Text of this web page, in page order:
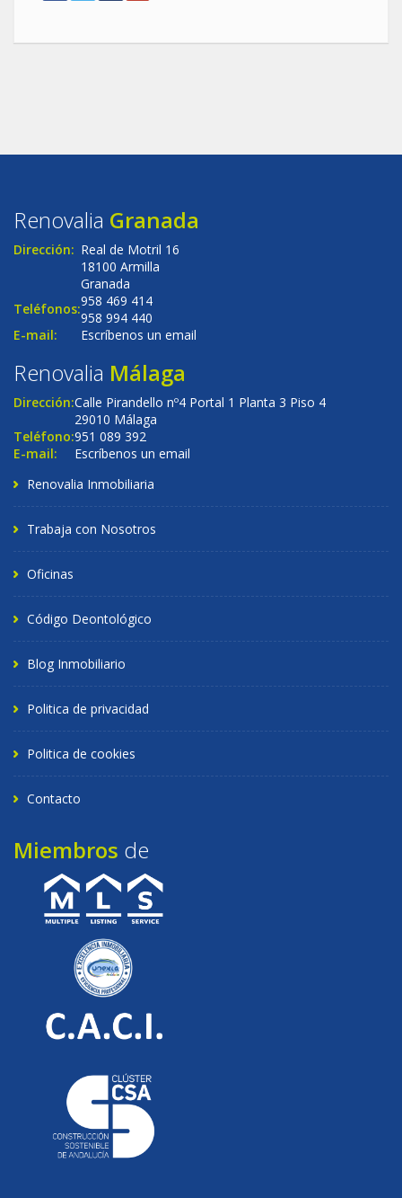
Renovalia Granada
Dirección: Real de Motril 16
18100 Armilla
Granada
Teléfonos:958 469 414
958 994 440
E-mail:
Escríbenos un email
Renovalia Málaga
Dirección:Calle Pirandello nº4 Portal 1 Planta 3 Piso 4
29010 Málaga
Teléfono:951 089 392
E-mail:
Escríbenos un email
Renovalia Inmobiliaria
Trabaja con Nosotros
Oficinas
Código Deontológico
Blog Inmobiliario
Politica de privacidad
Politica de cookies
Contacto
Miembros de